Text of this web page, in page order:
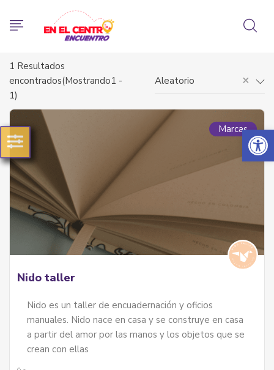
Abrir
1 Resultados
encontrados(Mostrando1 -
1)
×
Aleatorio
Marcas
Nido taller
Nido es un taller de encuadernación y oficios
manuales. Nido nace en casa y se construye en casa
a partir del amor por las manos y los objetos que se
crean con ellas